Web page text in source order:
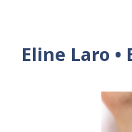
Eline Laro